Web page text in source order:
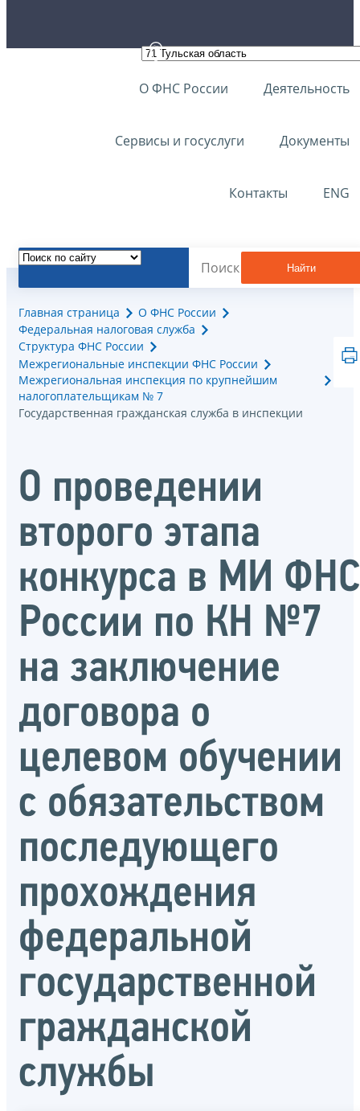
О ФНС России Деятельность
Сервисы и госуслуги Документы
Контакты ENG
Найти
Главная страница
О ФНС России
Федеральная налоговая служба
Структура ФНС России
Межрегиональные инспекции ФНС России
Межрегиональная инспекция по крупнейшим
налогоплательщикам № 7
Государственная гражданская служба в инспекции
О проведении
второго этапа
конкурса в МИ ФНС
России по КН №7
на заключение
договора о
целевом обучении
с обязательством
последующего
прохождения
федеральной
государственной
гражданской
службы